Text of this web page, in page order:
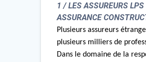
1 / LES ASSUREURS
ASSURANCE
Plusieurs assureurs
plusieurs milliers de
Dans le domaine de la